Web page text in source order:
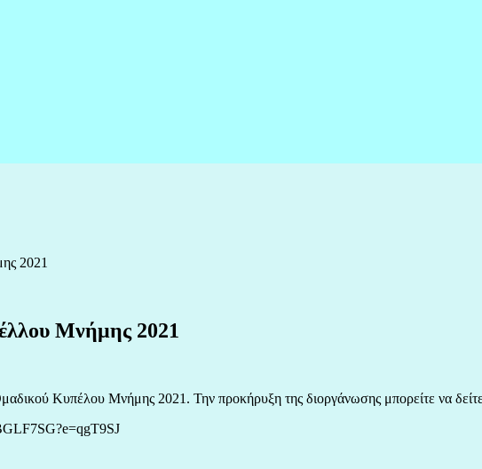
2021
Μνήμης 2021
Κυπέλου Μνήμης 2021. Την προκήρυξη της διοργάνωσης μπορείτε να